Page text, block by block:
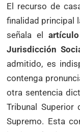
El recurso de
finalidad principal
señala el
Jurisdicción
admitido, es
contenga
otra sentencia
Tribunal
Supremo. Esta